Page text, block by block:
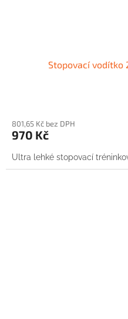
Stopovací vodítko
801,65 Kč bez DPH
970 Kč
Ultra lehké stopovací